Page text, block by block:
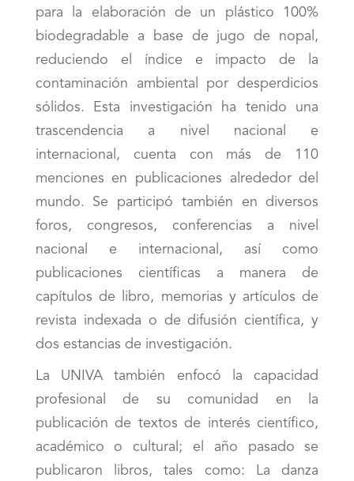
para la elaboración de un plástico 100%
biodegradable a base de jugo de nopal,
reduciendo el índice e impacto de la
contaminación ambiental por desperdicios
sólidos. Esta investigación ha tenido una
trascendencia a nivel nacional e
internacional, cuenta con más de 110
menciones en publicaciones alrededor del
mundo. Se participó también en diversos
foros, congresos, conferencias a nivel
nacional e internacional, así como
publicaciones científicas a manera de
capítulos de libro, memorias y artículos de
revista indexada o de difusión científica, y
dos estancias de investigación.
La UNIVA también enfocó la capacidad
profesional de su comunidad en la
publicación de textos de interés científico,
académico o cultural; el año pasado se
publicaron libros, tales como: La danza